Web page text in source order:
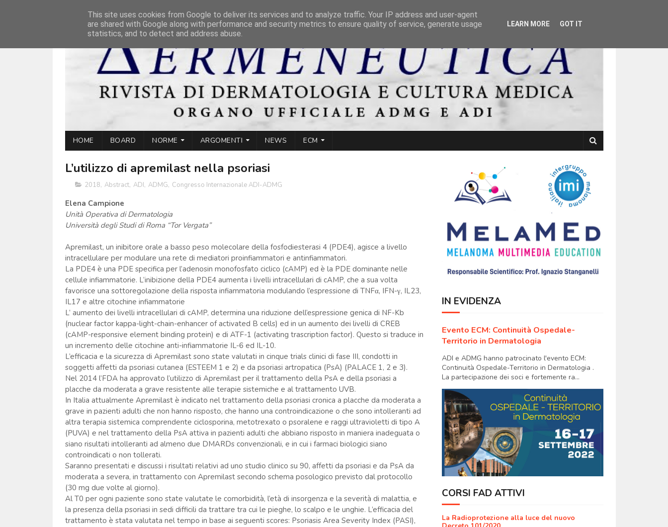
HOME BOARD NORME ARGOMENTI NEWS ECM
L’utilizzo di apremilast nella psoriasi
2018, Abstract, ADI, ADMG, Congresso Internazionale ADI-ADMG
Elena Campione
Unità Operativa di Dermatologia
Università degli Studi di Roma “Tor Vergata”
Apremilast, un inibitore orale a basso peso molecolare della fosfodiesterasi 4 (PDE4), agisce a livello
intracellulare per modulare una rete di mediatori proinfiammatori e antinfiammatori.
La PDE4 è una PDE specifica per l’adenosin monofosfato ciclico (cAMP) ed è la PDE dominante nelle
cellule infiammatorie. L’inibizione della PDE4 aumenta i livelli intracellulari di cAMP, che a sua volta
favorisce una sottoregolazione della risposta infiammatoria modulando l’espressione di TNFα, IFN-γ, IL23,
IL17 e altre citochine infiammatorie
L’ aumento dei livelli intracellulari di cAMP, determina una riduzione dell’espressione genica di NF-Kb
(nuclear factor kappa-light-chain-enhancer of activated B cells) ed in un aumento dei livelli di CREB
(cAMP-responsive element binding protein) e di ATF-1 (activating trascription factor). Questo si traduce in
un incremento delle citochine anti-infiammatorie IL-6 ed IL-10.
L’efficacia e la sicurezza di Apremilast sono state valutati in cinque trials clinici di fase III, condotti in
soggetti affetti da psoriasi cutanea (ESTEEM 1 e 2) e da psoriasi artropatica (PsA) (PALACE 1, 2 e 3).
Nel 2014 l’FDA ha approvato l’utilizzo di Apremilast per il trattamento della PsA e della psoriasi a
placche da moderata a grave resistente alle terapie sistemiche e al trattamento UVB.
In Italia attualmente Apremilast è indicato nel trattamento della psoriasi cronica a placche da moderata a
grave in pazienti adulti che non hanno risposto, che hanno una controindicazione o che sono intolleranti ad
altra terapia sistemica comprendente ciclosporina, metotrexato o psoralene e raggi ultravioletti di tipo A
(PUVA) e nel trattamento della PsA attiva in pazienti adulti che abbiano risposto in maniera inadeguata o
siano risultati intolleranti ad almeno due DMARDs convenzionali, e in cui i farmaci biologici siano
controindicati o non tollerati.
Saranno presentati e discussi i risultati relativi ad uno studio clinico su 90, affetti da psoriasi e da PsA da
moderata a severa, in trattamento con Apremilast secondo schema posologico previsto dal protocollo
(30 mg due volte al giorno).
Al T0 per ogni paziente sono state valutate le comorbidità, l’età di insorgenza e la severità di malattia, e
la presenza della psoriasi in sedi difficili da trattare tra cui le pieghe, lo scalpo e le unghie. L’efficacia del
trattamento è stata valutata nel tempo in base ai seguenti scores: Psoriasis Area Severity Index (PASI),
IN EVIDENZA
Evento ECM: Continuità Ospedale-
Territorio in Dermatologia
ADI e ADMG hanno patrocinato l'evento ECM:
Continuità Ospedale-Territorio in Dermatologia .
La partecipazione dei soci e fortemente ra...
CORSI FAD ATTIVI
La Radioprotezione alla luce del nuovo
This site uses cookies from Google to deliver its services and to analyze traffic. Your IP address and user-agent
are shared with Google along with performance and security metrics to ensure quality of service, generate usage
statistics, and to detect and address abuse.
LEARN MORE GOT IT